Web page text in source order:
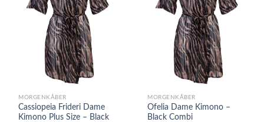
MORGENKÅBER
Cassiopeia Frideri Dame
Kimono Plus Size – Black
MORGENKÅBER
Ofelia Dame Kimono –
Black Combi